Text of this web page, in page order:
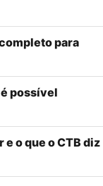
para
é possível
o que o CTB diz